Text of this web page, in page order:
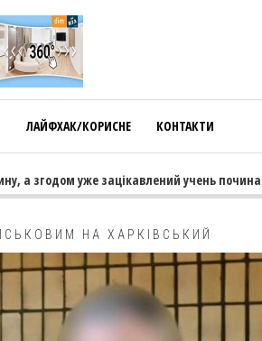
ЛАЙФХАК/КОРИСНЕ КОНТАКТИ
уже зацікавлений учень починає
НА ХАРКІВСЬКИЙ